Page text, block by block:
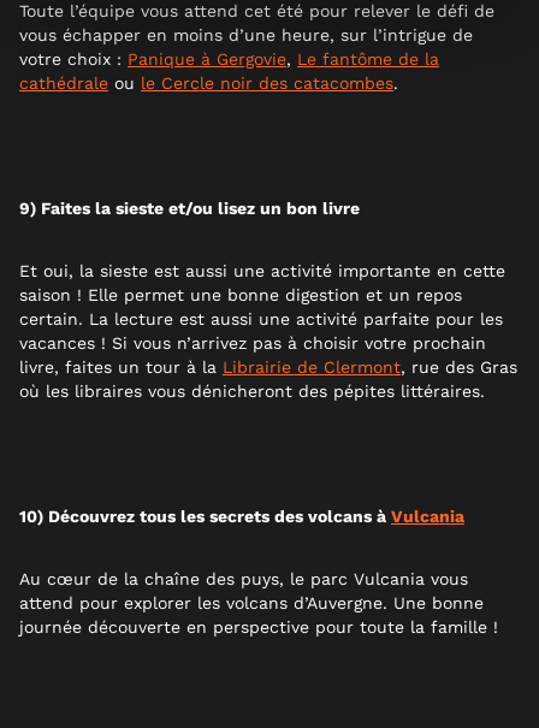
Toute l’équipe vous attend cet été pour relever le défi de
vous échapper en moins d’une heure, sur l’intrigue de
votre choix : Panique à Gergovie, Le fantôme de la
cathédrale ou le Cercle noir des catacombes.
9) Faites la sieste et/ou lisez un bon livre
Et oui, la sieste est aussi une activité importante en cette
saison ! Elle permet une bonne digestion et un repos
certain. La lecture est aussi une activité parfaite pour les
vacances ! Si vous n’arrivez pas à choisir votre prochain
livre, faites un tour à la Librairie de Clermont, rue des Gras
où les libraires vous dénicheront des pépites littéraires.
10) Découvrez tous les secrets des volcans à Vulcania
Au cœur de la chaîne des puys, le parc Vulcania vous
attend pour explorer les volcans d’Auvergne. Une bonne
journée découverte en perspective pour toute la famille !